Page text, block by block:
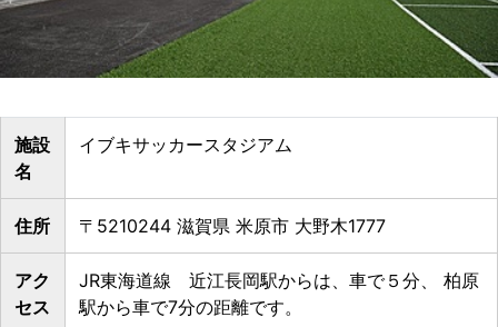
施設
名
イブキサッカースタジアム
住所 〒5210244 滋賀県 米原市 大野木1777
アク
セス
JR東海道線 近江長岡駅からは、車で５分、 柏原
駅から車で7分の距離です。